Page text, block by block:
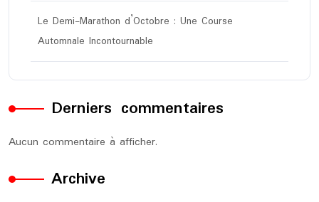
Le Demi-Marathon d’Octobre : Une Course
Automnale Incontournable
Derniers commentaires
Aucun commentaire à afficher.
Archive